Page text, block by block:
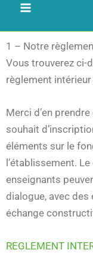
1 – Notre
Vous trouverez ci-
règlement
Merci d’en
souhait
éléments sur le
l’établissement.
enseignants
dialogue, avec des
échange
REGLEMENT